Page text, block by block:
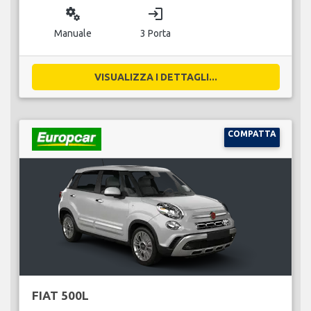
miscellaneous_services
Manuale
login
3 Porta
VISUALIZZA I DETTAGLI...
COMPATTA
FIAT 500L